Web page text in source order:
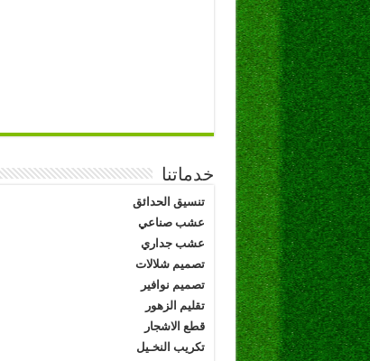
خدماتنا
تنسيق الحدائق
عشب صناعي
عشب جداري
تصميم شلالات
تصميم نوافير
تقليم الزهور
قطع الاشجار
تكريب النخـيل